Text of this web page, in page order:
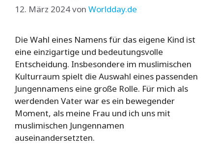
12. März 2024von Worldday.de
Die Wahl eines Namens für das eigene Kind ist
eine einzigartige und bedeutungsvolle
Entscheidung. Insbesondere im muslimischen
Kulturraum spielt die Auswahl eines passenden
Jungennamens eine große Rolle. Für mich als
werdenden Vater war es ein bewegender
Moment, als meine Frau und ich uns mit
muslimischen Jungennamen
auseinandersetzten.